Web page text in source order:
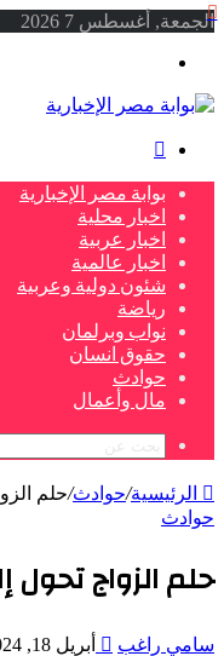
الجمعة, أغسطس 7 2026
بوابة مصر الإخبارية
اخبار محلية
اخبار عربية
اخبار عالمية
شئون دولية وعربية
رياضة
نواب وبرلمان
حقوق انسان
حوادث
مال وأعمال
الرئيسية/حوادث/حلم
حوادث
حلم الزواج
سامي راغب
أرسل
أبريل 18, 2024
إغلاق